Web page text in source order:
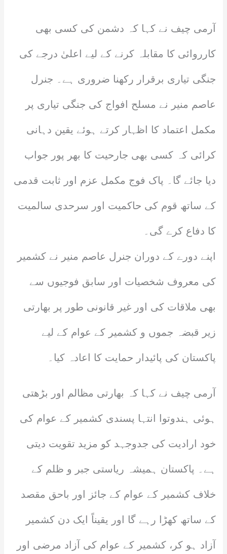
آرمی چیف نے کہا کہ دشمن کی کسی بھی
کارروائی کا مقابلہ کرنے کے لیے اعلیٰ درجے کی
جنگی تیاری برقرار رکھنا ضروری ہے۔ جنرل
عاصم منیر نے مسلح افواج کی جنگی تیاری پر
مکمل اعتماد کا اظہار کرتے ہوئے یقین دہانی
کرائی کہ کسی بھی جارحیت کا بھر پور جواب
دیا جائے گا۔ پاک فوج مکمل عزم اور ثابت قدمی
کے ساتھ قوم کی حاکمیت اور سرحدی سالمیت
کا دفاع کرے گی۔
اپنے دورے کے دوران جنرل عاصم منیر نے کشمیر
کی معروف شخصیات اور سابق فوجیوں سے
بھی ملاقات کی اور غیر قانونی طور پر بھارتی
زیر قبضہ جموں و کشمیر کے عوام کے لیے
پاکستان کی پائیدار حمایت کا اعادہ کیا۔
آرمی چیف نے کہا کہ بھارتی مظالم اور بڑھتی
ہوئی ہندوتوا انتہا پسندی کشمیر کے عوام کی
خود ارادیت کی جدوجہد کو مزید تقویت دیتی
ہے۔ پاکستان ہمیشہ ریاستی جبر و ظلم کے
خلاف کشمیر کے عوام کے جائز اور باحق مقصد
کے ساتھ کھڑا رہے گا اور یقیناً ایک دن کشمیر
آزاد ہو کر، کشمیر کے عوام کی آزاد مرضی اور